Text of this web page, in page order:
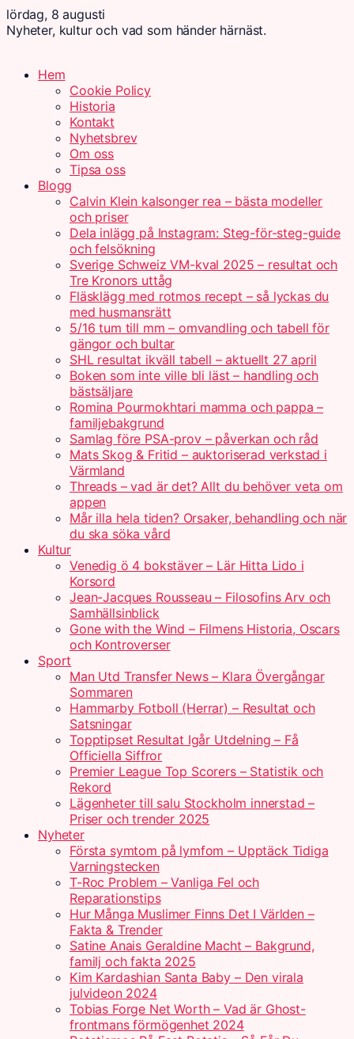
lördag, 8 augusti
Nyheter, kultur och vad som händer härnäst.
Hem
Cookie Policy
Historia
Kontakt
Nyhetsbrev
Om oss
Tipsa oss
Blogg
Calvin Klein kalsonger rea – bästa modeller
och priser
Dela inlägg på Instagram: Steg-för-steg-guide
och felsökning
Sverige Schweiz VM-kval 2025 – resultat och
Tre Kronors uttåg
Fläsklägg med rotmos recept – så lyckas du
med husmansrätt
5/16 tum till mm – omvandling och tabell för
gängor och bultar
SHL resultat ikväll tabell – aktuellt 27 april
Boken som inte ville bli läst – handling och
bästsäljare
Romina Pourmokhtari mamma och pappa –
familjebakgrund
Samlag före PSA-prov – påverkan och råd
Mats Skog & Fritid – auktoriserad verkstad i
Värmland
Threads – vad är det? Allt du behöver veta om
appen
Mår illa hela tiden? Orsaker, behandling och när
du ska söka vård
Kultur
Venedig ö 4 bokstäver – Lär Hitta Lido i
Korsord
Jean-Jacques Rousseau – Filosofins Arv och
Samhällsinblick
Gone with the Wind – Filmens Historia, Oscars
och Kontroverser
Sport
Man Utd Transfer News – Klara Övergångar
Sommaren
Hammarby Fotboll (Herrar) – Resultat och
Satsningar
Topptipset Resultat Igår Utdelning – Få
Officiella Siffror
Premier League Top Scorers – Statistik och
Rekord
Lägenheter till salu Stockholm innerstad –
Priser och trender 2025
Nyheter
Första symtom på lymfom – Upptäck Tidiga
Varningstecken
T-Roc Problem – Vanliga Fel och
Reparationstips
Hur Många Muslimer Finns Det I Världen –
Fakta & Trender
Satine Anais Geraldine Macht – Bakgrund,
familj och fakta 2025
Kim Kardashian Santa Baby – Den virala
julvideon 2024
Tobias Forge Net Worth – Vad är Ghost-
frontmans förmögenhet 2024